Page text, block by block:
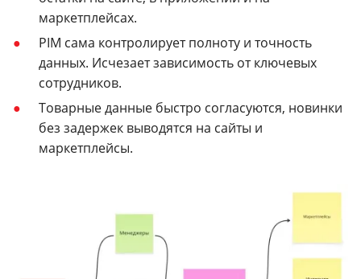
маркетплейсах.
PIM сама контролирует полноту и точность
данных. Исчезает зависимость от ключевых
сотрудников.
Товарные данные быстро согласуются, новинки
без задержек выводятся на сайты и
маркетплейсы.